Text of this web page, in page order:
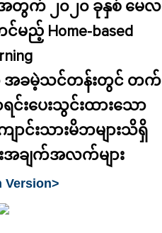
အတွက် ၂၀၂၀ ခုနှစ် မေလ
ည့် Home-based
အခမဲ့သင်တန်းတွင် တက်
ရင်းပေးသွင်းထားသော
ျောင်းသားမိဘများသိရှိ
ချက်အလက်များ
Version>